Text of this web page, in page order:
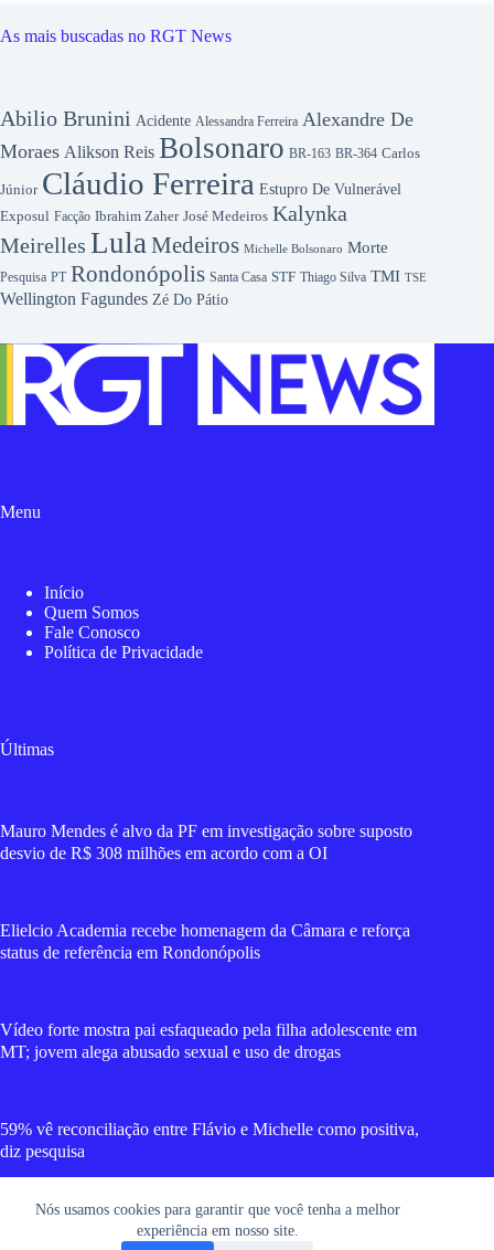
Nós usamos cookies para garantir que você tenha a melhor
experiência em nosso site.
As mais buscadas no RGT News
Abilio Brunini Acidente Alessandra Ferreira Alexandre De
Moraes Alikson Reis Bolsonaro BR-163 BR-364 Carlos
Júnior Cláudio Ferreira Estupro De Vulnerável
Exposul Facção Ibrahim Zaher José Medeiros Kalynka
Meirelles Lula Medeiros Michelle Bolsonaro Morte
Pesquisa PT Rondonópolis Santa Casa STF Thiago Silva TMI TSE
Wellington Fagundes Zé Do Pátio
Menu
Início
Quem Somos
Fale Conosco
Política de Privacidade
Últimas
Mauro Mendes é alvo da PF em investigação sobre suposto
desvio de R$ 308 milhões em acordo com a OI
Elielcio Academia recebe homenagem da Câmara e reforça
status de referência em Rondonópolis
Vídeo forte mostra pai esfaqueado pela filha adolescente em
MT; jovem alega abusado sexual e uso de drogas
59% vê reconciliação entre Flávio e Michelle como positiva,
diz pesquisa
Vereador Ibrahim Zaher será 2º suplente de chapa de Janaina